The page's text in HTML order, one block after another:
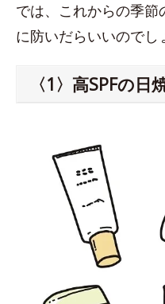
では、これからの季節
に防いだらいいのでし
〈1〉高SPFの日